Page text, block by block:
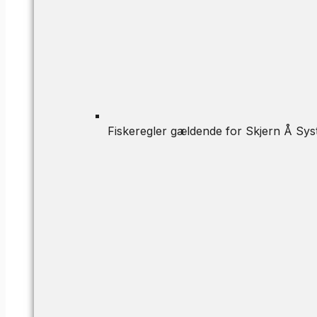
Fiskeregler gældende for Skjern Å